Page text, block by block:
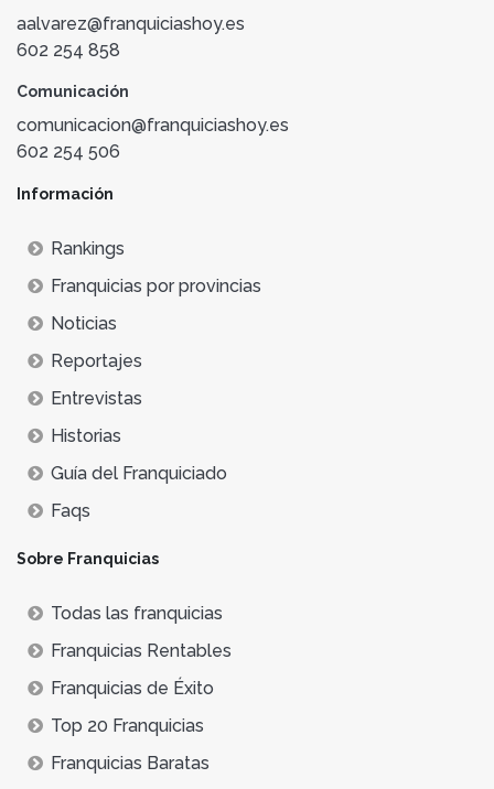
aalvarez@franquiciashoy.es
602 254 858
Comunicación
comunicacion@franquiciashoy.es
602 254 506
Información
Rankings
Franquicias por provincias
Noticias
Reportajes
Entrevistas
Historias
Guía del Franquiciado
Faqs
Sobre Franquicias
Todas las franquicias
Franquicias Rentables
Franquicias de Éxito
Top 20 Franquicias
Franquicias Baratas